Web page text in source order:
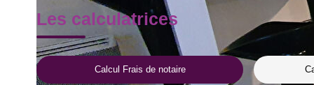
Les calculatrices
Calcul Frais de notaire